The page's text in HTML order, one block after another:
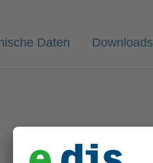
Daten Downloads